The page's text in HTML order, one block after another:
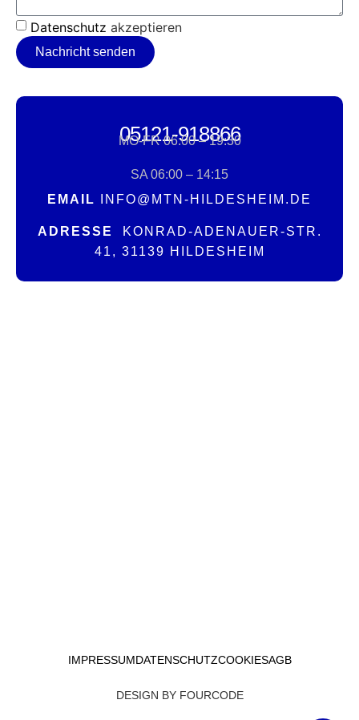
Datenschutz akzeptieren
Nachricht senden
05121-918866
MO-FR 06:00 – 19:30
SA 06:00 – 14:15
EMAIL
INFO@MTN-HILDESHEIM.DE
ADRESSE
KONRAD-ADENAUER-STR.
41, 31139 HILDESHEIM
IMPRESSUMDATENSCHUTZCOOKIESAGB
DESIGN BY FOURCODE